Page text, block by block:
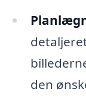
den